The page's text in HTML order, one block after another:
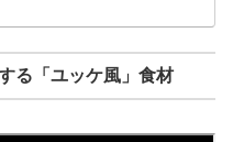
る「ユッケ風」食材